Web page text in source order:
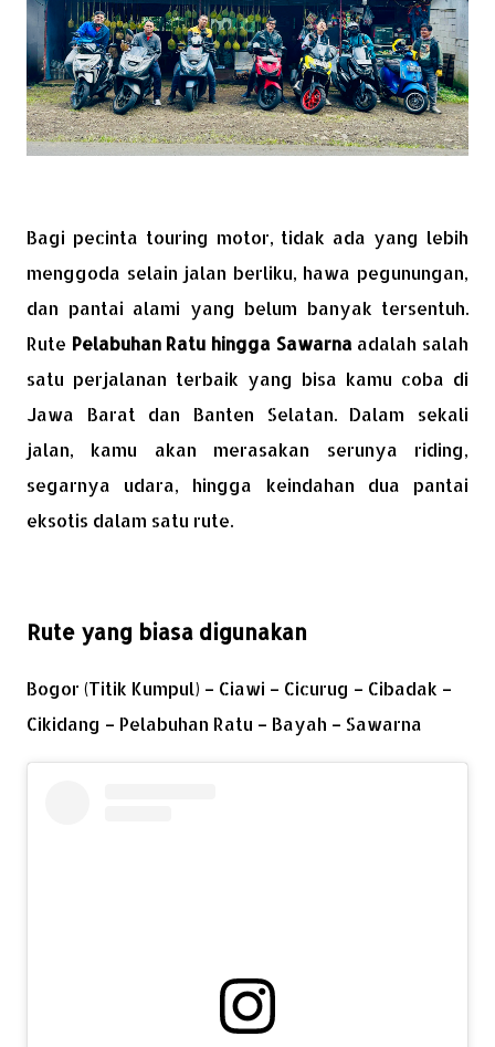
Bagi pecinta touring motor, tidak ada yang lebih
menggoda selain jalan berliku, hawa pegunungan,
dan pantai alami yang belum banyak tersentuh.
Rute Pelabuhan Ratu hingga Sawarnaadalah salah
satu perjalanan terbaik yang bisa kamu coba di
Jawa Barat dan Banten Selatan. Dalam sekali
jalan, kamu akan merasakan serunya riding,
segarnya udara, hingga keindahan dua pantai
eksotis dalam satu rute.
Rute yang biasa digunakan
Bogor (Titik Kumpul) – Ciawi – Cicurug – Cibadak –
Cikidang – Pelabuhan Ratu – Bayah – Sawarna